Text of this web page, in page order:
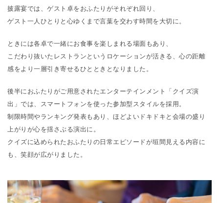
披露宴では、ゲスト卓をおふたりがそれぞれ回り、
ゲスト一人ひとりと心ゆくまで言葉を交わす時間を大切に。
ときには各卓で一緒にお食事を楽しまれる場面もあり、
こだわり抜いたレストランというロケーションが活きる、心の距離
感をより一層引き寄せるひとときとなりました。
後半におふたりがご用意されたエンターテインメント「クイズ演
出」では、スマートフォンを使った参加型スタイルを採用。
制限時間やランキング発表もあり、ほどよいドキドキと会場の盛り
上がりが心を揺さぶる演出に。
クイズに込められたおふたりの日常エピソードが垣間見える内容に
も、笑顔が広がりました。